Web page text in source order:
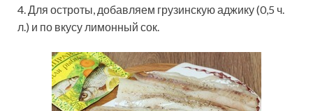
4. Для остроты, добавляем грузинскую аджику (0,5 ч.
л.) и по вкусу лимонный сок.